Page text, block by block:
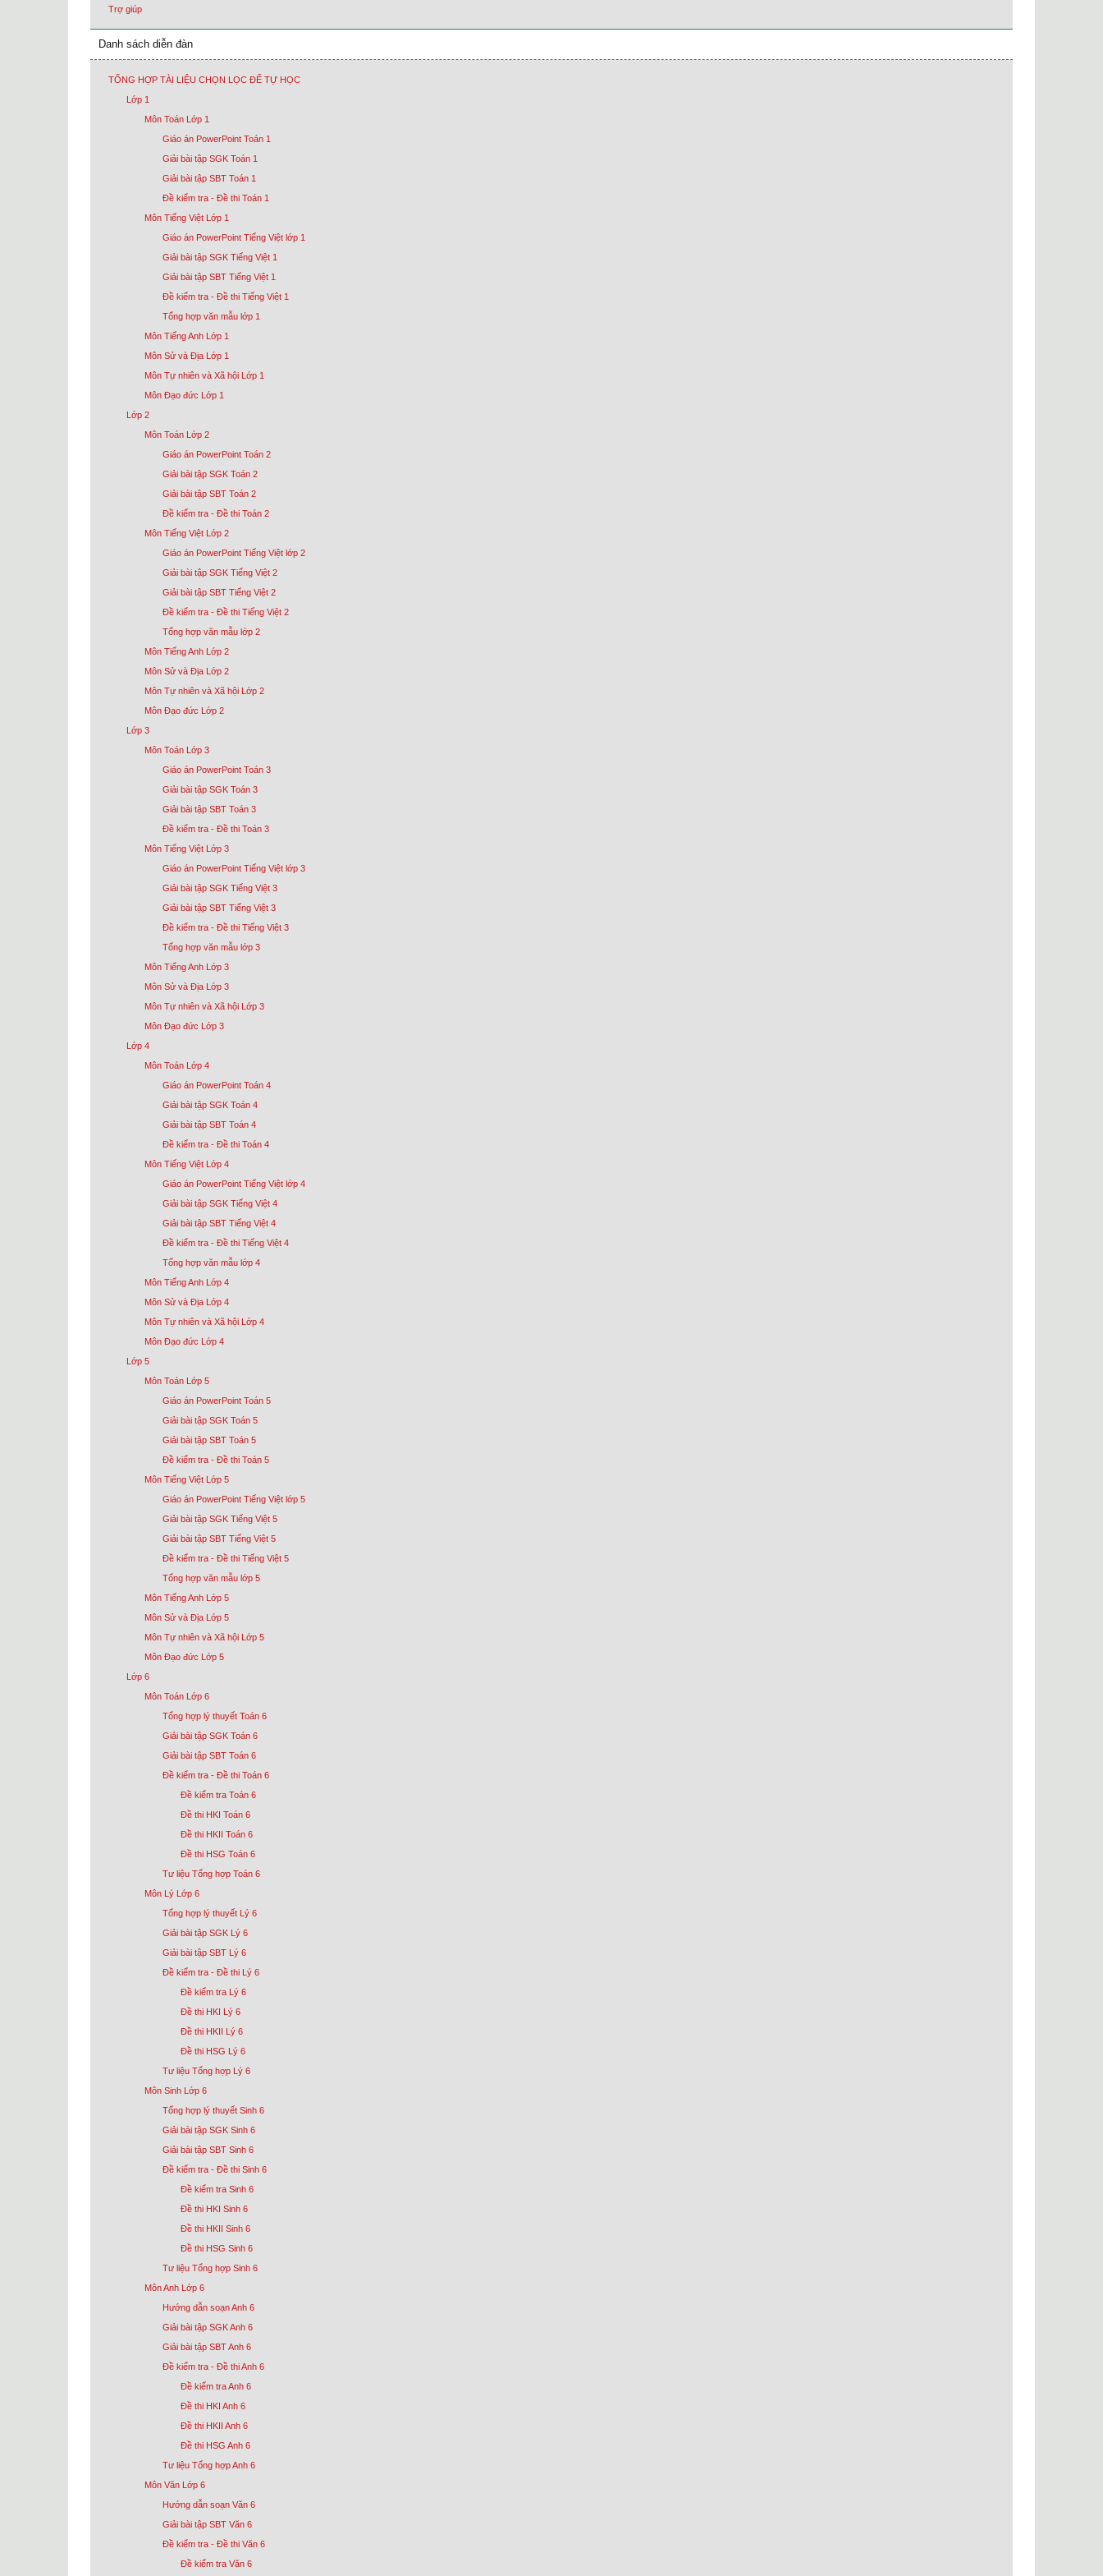
Trợ giúp
Danh sách diễn đàn
TỔNG HỢP TÀI LIỆU CHỌN LỌC ĐỂ TỰ HỌC
Lớp 1
Môn Toán Lớp 1
Giáo án PowerPoint Toán 1
Giải bài tập SGK Toán 1
Giải bài tập SBT Toán 1
Đề kiểm tra - Đề thi Toán 1
Môn Tiếng Việt Lớp 1
Giáo án PowerPoint Tiếng Việt lớp 1
Giải bài tập SGK Tiếng Việt 1
Giải bài tập SBT Tiếng Việt 1
Đề kiểm tra - Đề thi Tiếng Việt 1
Tổng hợp văn mẫu lớp 1
Môn Tiếng Anh Lớp 1
Môn Sử và Địa Lớp 1
Môn Tự nhiên và Xã hội Lớp 1
Môn Đạo đức Lớp 1
Lớp 2
Môn Toán Lớp 2
Giáo án PowerPoint Toán 2
Giải bài tập SGK Toán 2
Giải bài tập SBT Toán 2
Đề kiểm tra - Đề thi Toán 2
Môn Tiếng Việt Lớp 2
Giáo án PowerPoint Tiếng Việt lớp 2
Giải bài tập SGK Tiếng Việt 2
Giải bài tập SBT Tiếng Việt 2
Đề kiểm tra - Đề thi Tiếng Việt 2
Tổng hợp văn mẫu lớp 2
Môn Tiếng Anh Lớp 2
Môn Sử và Địa Lớp 2
Môn Tự nhiên và Xã hội Lớp 2
Môn Đạo đức Lớp 2
Lớp 3
Môn Toán Lớp 3
Giáo án PowerPoint Toán 3
Giải bài tập SGK Toán 3
Giải bài tập SBT Toán 3
Đề kiểm tra - Đề thi Toán 3
Môn Tiếng Việt Lớp 3
Giáo án PowerPoint Tiếng Việt lớp 3
Giải bài tập SGK Tiếng Việt 3
Giải bài tập SBT Tiếng Việt 3
Đề kiểm tra - Đề thi Tiếng Việt 3
Tổng hợp văn mẫu lớp 3
Môn Tiếng Anh Lớp 3
Môn Sử và Địa Lớp 3
Môn Tự nhiên và Xã hội Lớp 3
Môn Đạo đức Lớp 3
Lớp 4
Môn Toán Lớp 4
Giáo án PowerPoint Toán 4
Giải bài tập SGK Toán 4
Giải bài tập SBT Toán 4
Đề kiểm tra - Đề thi Toán 4
Môn Tiếng Việt Lớp 4
Giáo án PowerPoint Tiếng Việt lớp 4
Giải bài tập SGK Tiếng Việt 4
Giải bài tập SBT Tiếng Việt 4
Đề kiểm tra - Đề thi Tiếng Việt 4
Tổng hợp văn mẫu lớp 4
Môn Tiếng Anh Lớp 4
Môn Sử và Địa Lớp 4
Môn Tự nhiên và Xã hội Lớp 4
Môn Đạo đức Lớp 4
Lớp 5
Môn Toán Lớp 5
Giáo án PowerPoint Toán 5
Giải bài tập SGK Toán 5
Giải bài tập SBT Toán 5
Đề kiểm tra - Đề thi Toán 5
Môn Tiếng Việt Lớp 5
Giáo án PowerPoint Tiếng Việt lớp 5
Giải bài tập SGK Tiếng Việt 5
Giải bài tập SBT Tiếng Việt 5
Đề kiểm tra - Đề thi Tiếng Việt 5
Tổng hợp văn mẫu lớp 5
Môn Tiếng Anh Lớp 5
Môn Sử và Địa Lớp 5
Môn Tự nhiên và Xã hội Lớp 5
Môn Đạo đức Lớp 5
Lớp 6
Môn Toán Lớp 6
Tổng hợp lý thuyết Toán 6
Giải bài tập SGK Toán 6
Giải bài tập SBT Toán 6
Đề kiểm tra - Đề thi Toán 6
Đề kiểm tra Toán 6
Đề thi HKI Toán 6
Đề thi HKII Toán 6
Đề thi HSG Toán 6
Tư liệu Tổng hợp Toán 6
Môn Lý Lớp 6
Tổng hợp lý thuyết Lý 6
Giải bài tập SGK Lý 6
Giải bài tập SBT Lý 6
Đề kiểm tra - Đề thi Lý 6
Đề kiểm tra Lý 6
Đề thi HKI Lý 6
Đề thi HKII Lý 6
Đề thi HSG Lý 6
Tư liệu Tổng hợp Lý 6
Môn Sinh Lớp 6
Tổng hợp lý thuyết Sinh 6
Giải bài tập SGK Sinh 6
Giải bài tập SBT Sinh 6
Đề kiểm tra - Đề thi Sinh 6
Đề kiểm tra Sinh 6
Đề thi HKI Sinh 6
Đề thi HKII Sinh 6
Đề thi HSG Sinh 6
Tư liệu Tổng hợp Sinh 6
Môn Anh Lớp 6
Hướng dẫn soạn Anh 6
Giải bài tập SGK Anh 6
Giải bài tập SBT Anh 6
Đề kiểm tra - Đề thi Anh 6
Đề kiểm tra Anh 6
Đề thi HKI Anh 6
Đề thi HKII Anh 6
Đề thi HSG Anh 6
Tư liệu Tổng hợp Anh 6
Môn Văn Lớp 6
Hướng dẫn soạn Văn 6
Giải bài tập SBT Văn 6
Đề kiểm tra - Đề thi Văn 6
Đề kiểm tra Văn 6